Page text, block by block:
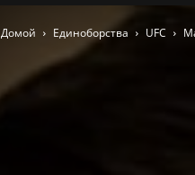
Спорта
Домой Единоборства UFC